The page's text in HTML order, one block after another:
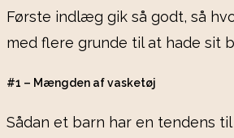
Første indlæg gik så godt, så
med flere grunde til at hade sit
#1 – Mængden af vasketøj
Sådan et barn har en tendens